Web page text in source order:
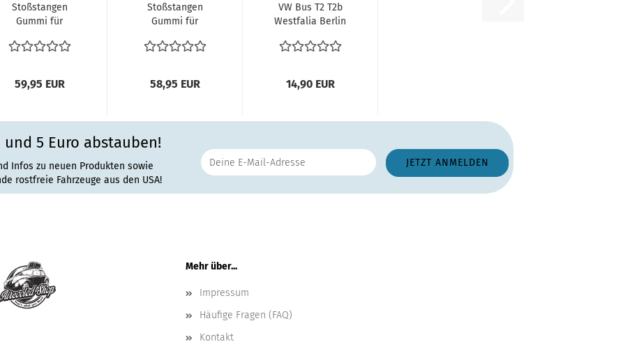
Stoßstangen
Gummi für
hinten VW Bus
59,95 EUR
Stoßstangen
Gummi für
vorne VW Bus
58,95 EUR
VW Bus T2 T2b
Westfalia Berlin
Helsinki Westy...
14,90 EUR
5 Euro abstauben!
Infos zu neuen Produkten sowie
rostfreie Fahrzeuge aus den USA!
Mehr über...
Impressum
Häufige Fragen (FAQ)
Kontakt